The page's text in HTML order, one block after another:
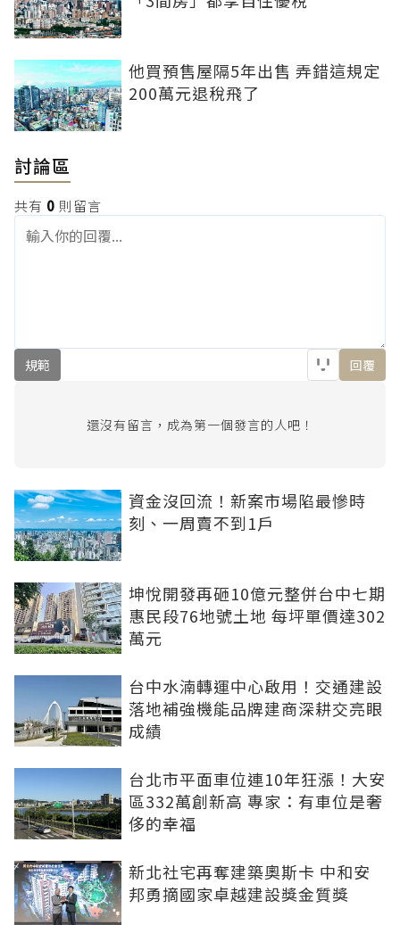
他買預售屋隔5年出售 弄錯這規定
200萬元退稅飛了
討論區
共有 0 則留言
規範 回覆
還沒有留言，成為第一個發言的人吧！
資金沒回流！新案市場陷最慘時
刻、一周賣不到1戶
坤悅開發再砸10億元整併台中七期
惠民段76地號土地 每坪單價達302
萬元
台中水湳轉運中心啟用！交通建設
落地補強機能品牌建商深耕交亮眼
成績
台北市平面車位連10年狂漲！大安
區332萬創新高 專家：有車位是奢
侈的幸福
新北社宅再奪建築奧斯卡 中和安
邦勇摘國家卓越建設獎金質獎